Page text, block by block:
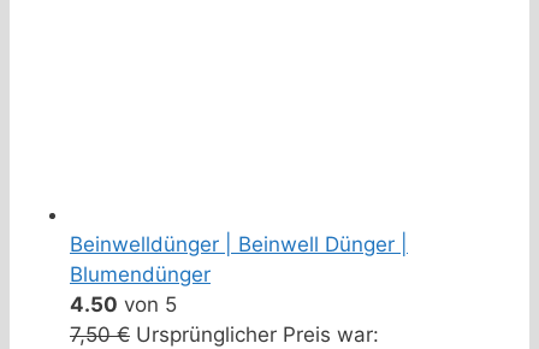
Beinwelldünger | Beinwell Dünger |
Blumendünger
4.50 von 5
7,50€ Ursprünglicher Preis war: